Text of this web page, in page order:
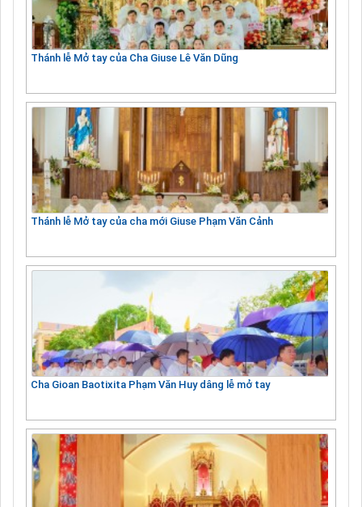
Thánh lễ Mở tay của Cha Giuse Lê Văn Dũng
Thánh lễ Mở tay của cha mới Giuse Phạm Văn Cảnh
Cha Gioan Baotixita Phạm Văn Huy dâng lễ mở tay